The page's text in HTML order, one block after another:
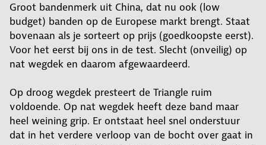
Groot bandenmerk uit China, dat nu ook (low
budget) banden op de Europese markt brengt. Staat
bovenaan als je sorteert op prijs (goedkoopste eerst).
Voor het eerst bij ons in de test. Slecht (onveilig) op
nat wegdek en daarom afgewaardeerd.
Op droog wegdek presteert de Triangle ruim
voldoende. Op nat wegdek heeft deze band maar
heel weining grip. Er ontstaat heel snel onderstuur
dat in het verdere verloop van de bocht over gaat in